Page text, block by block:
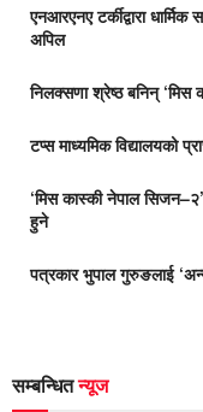
एनआरएनए टर्कीद्वारा
अपिल
निलक्सणा श्रेष्ठ बनिन् ‘मिस
टप्स माध्यमिक विद्यालयको
‘मिस कास्की नेपाल
हुने
पत्रकार भुपाल गुरुङलाई
सम्बन्धितन्यूज